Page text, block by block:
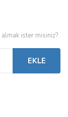
ister misiniz?
EKLE